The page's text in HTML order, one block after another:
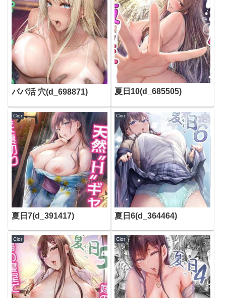
パパ活 穴(d_698871) 夏日10(d_685505)
Cior
夏日7(d_391417)
Cior
夏日6(d_364464)
Cior Cior